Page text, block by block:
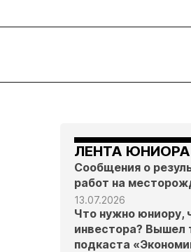
ЛЕНТА ЮНИОРА
Сообщения о
работ на
13.07.2026
Что нужно юниору,
инвестора? Вышел
подкаста